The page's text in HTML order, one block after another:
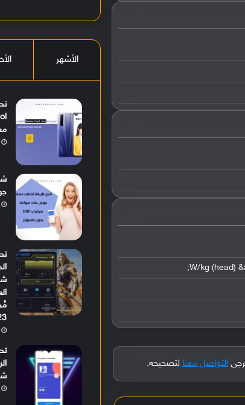
التواصل معنا لتصحيحه.
الأشهر